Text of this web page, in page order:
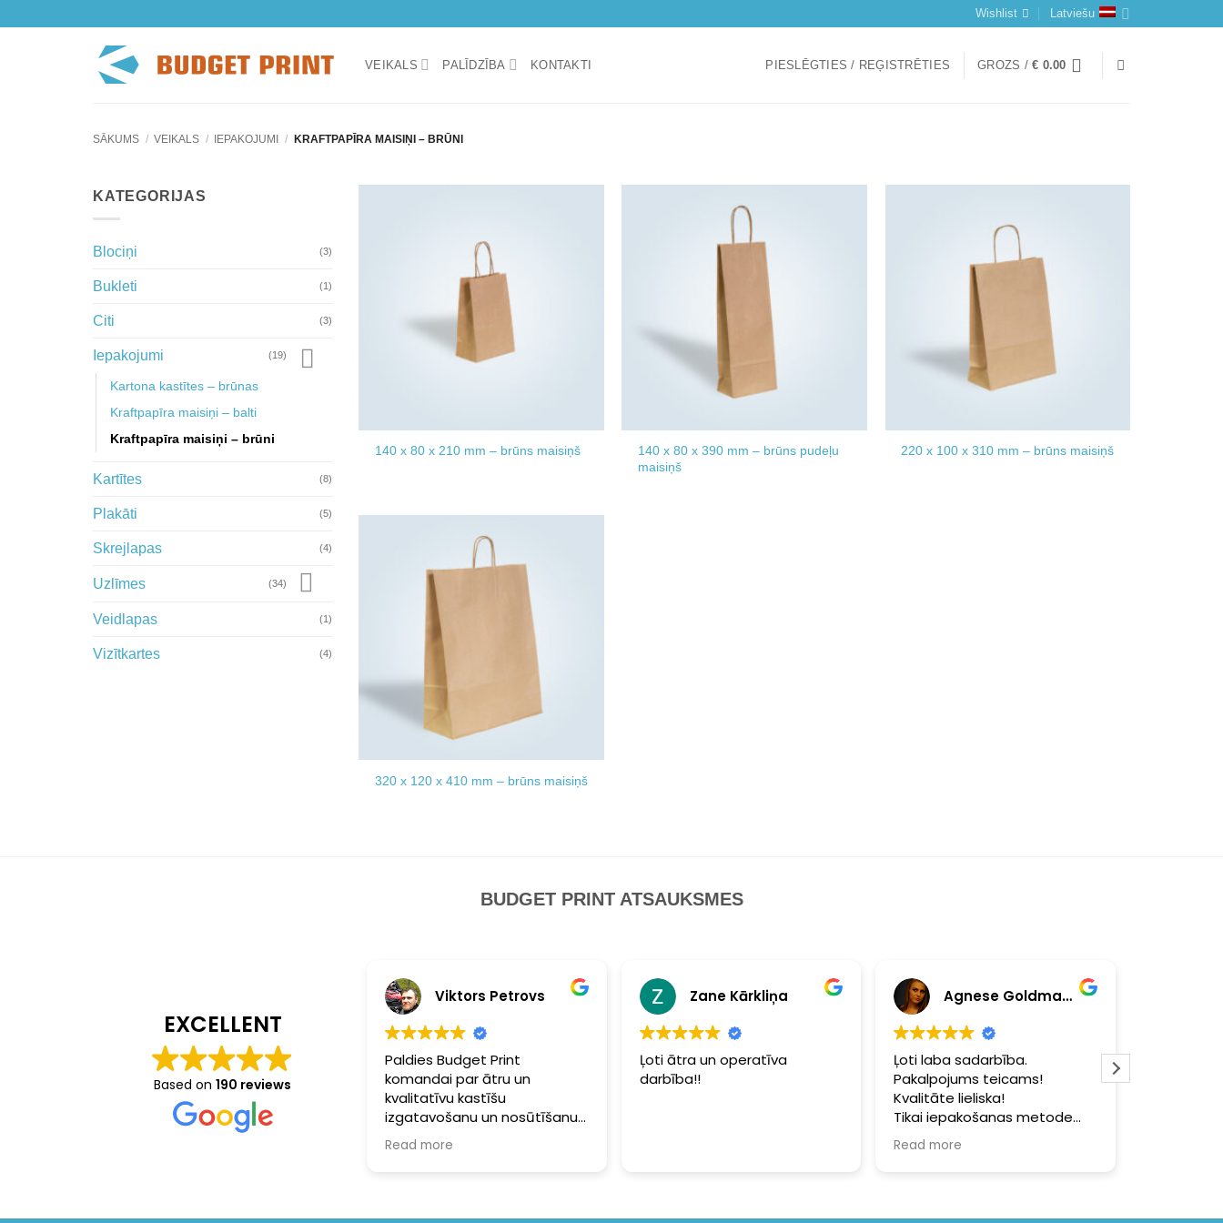
Wishlist Latviešu
VEIKALS PALĪDZĪBA KONTAKTI PIESLĒGTIES / REĢISTRĒTIES GROZS /€ 0.00
SĀKUMS / VEIKALS / IEPAKOJUMI / KRAFTPAPĪRA MAISIŅI – BRŪNI
KATEGORIJAS
Blociņi (3)
Bukleti (1)
Citi (3)
Iepakojumi (19)
Kartona kastītes – brūnas
Kraftpapīra maisiņi – balti
Kraftpapīra maisiņi – brūni
Kartītes (8)
Plakāti (5)
Skrejlapas (4)
Uzlīmes (34)
Veidlapas (1)
Vizītkartes (4)
140 x 80 x 210 mm – brūns maisiņš
140 x 80 x 390 mm – brūns pudeļu
maisiņš
220 x 100 x 310 mm – brūns maisiņš
320 x 120 x 410 mm – brūns maisiņš
BUDGET PRINT ATSAUKSMES
EXCELLENT
Based on 190 reviews
Viktors Petrovs
Paldies Budget Print
komandai par ātru un
kvalitatīvu kastīšu
izgatavošanu un nosūtīšanu.
Atsevišķi jāpiemin īpaša
rūpība sapakošanai -
Read more
Zane Kārkliņa
Ļoti ātra un operatīva
darbība!!
Agnese Goldmane
Ļoti laba sadarbība.
Pakalpojums teicams!
Kvalitāte lieliska!
Tikai iepakošanas metode
nedaudz pārspīlēta, nav
nepieciešams iztērēt visu
Read more